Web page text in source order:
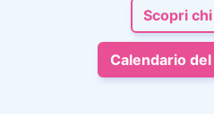
Scopri
Calendario